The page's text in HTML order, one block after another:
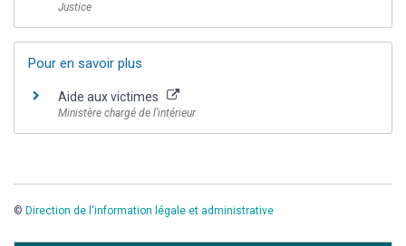
Justice
Pour en savoir plus
Aide aux victimes
Ministère chargé de l'intérieur
© Direction de l'information légale et administrative